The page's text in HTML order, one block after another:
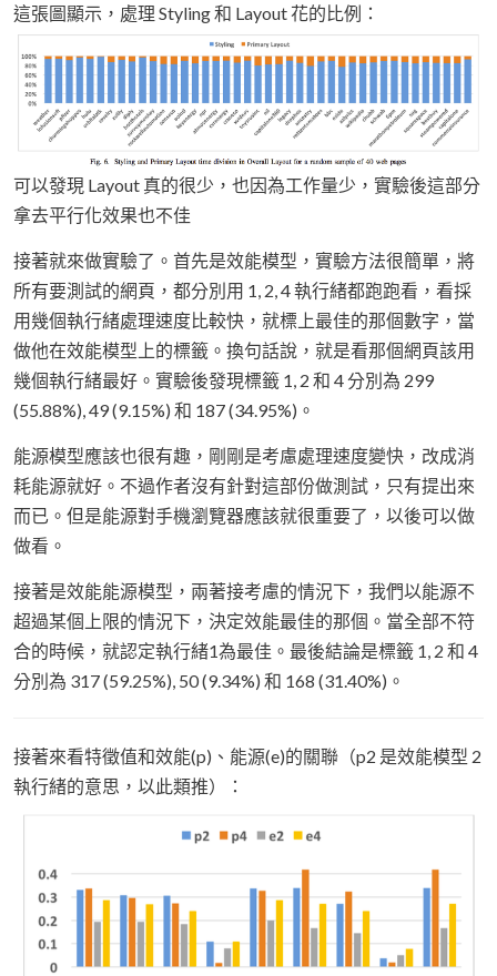
這張圖顯示，處理 Styling 和 Layout 花的比例：
可以發現 Layout 真的很少，也因為工作量少，實驗後這部分
拿去平行化效果也不佳
接著就來做實驗了。首先是效能模型，實驗方法很簡單，將
所有要測試的網頁，都分別用 1, 2, 4 執行緒都跑跑看，看採
用幾個執行緒處理速度比較快，就標上最佳的那個數字，當
做他在效能模型上的標籤。換句話說，就是看那個網頁該用
幾個執行緒最好。實驗後發現標籤 1, 2 和 4 分別為 299
(55.88%), 49 (9.15%) 和 187 (34.95%)。
能源模型應該也很有趣，剛剛是考慮處理速度變快，改成消
耗能源就好。不過作者沒有針對這部份做測試，只有提出來
而已。但是能源對手機瀏覽器應該就很重要了，以後可以做
做看。
接著是效能能源模型，兩著接考慮的情況下，我們以能源不
超過某個上限的情況下，決定效能最佳的那個。當全部不符
合的時候，就認定執行緒1為最佳。最後結論是標籤 1, 2 和 4
分別為 317 (59.25%), 50 (9.34%) 和 168 (31.40%)。
接著來看特徵值和效能(p)、能源(e)的關聯（p2 是效能模型 2
執行緒的意思，以此類推）：